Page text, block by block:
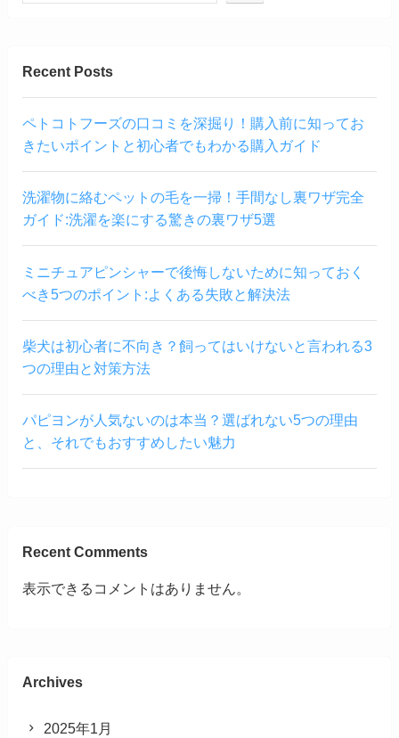
Recent Posts
ペトコトフーズの口コミを深掘り！購入前に知ってお
きたいポイントと初心者でもわかる購入ガイド
洗濯物に絡むペットの毛を一掃！手間なし裏ワザ完全
ガイド:洗濯を楽にする驚きの裏ワザ5選
ミニチュアピンシャーで後悔しないために知っておく
べき5つのポイント:よくある失敗と解決法
柴犬は初心者に不向き？飼ってはいけないと言われる3
つの理由と対策方法
パピヨンが人気ないのは本当？選ばれない5つの理由
と、それでもおすすめしたい魅力
Recent Comments
表示できるコメントはありません。
Archives
2025年1月